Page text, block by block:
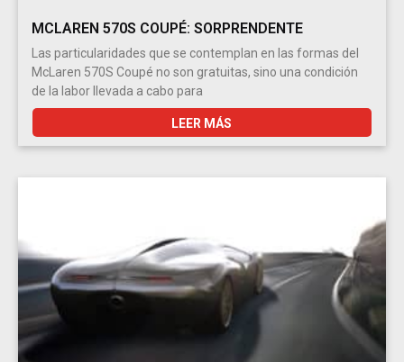
MCLAREN 570S COUPÉ: SORPRENDENTE
Las particularidades que se contemplan en las formas del
McLaren 570S Coupé no son gratuitas, sino una condición
de la labor llevada a cabo para
LEER MÁS